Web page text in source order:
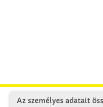
Az személyes adatait